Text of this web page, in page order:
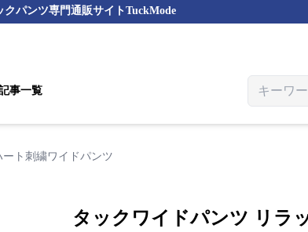
クパンツ専門通販サイトTuckMode
事一覧
ト刺繍ワイドパンツ
タックワイドパンツ リラ